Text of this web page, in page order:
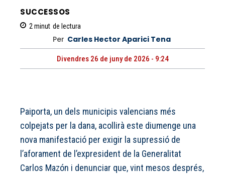
SUCCESSOS
2 minut de lectura
Per Carles Hector Aparici Tena
Divendres 26 de juny de 2026 - 9:24
Paiporta, un dels municipis valencians més
colpejats per la dana, acollirà este diumenge una
nova manifestació per exigir la supressió de
l’aforament de l’expresident de la Generalitat
Carlos Mazón i denunciar que, vint mesos després,